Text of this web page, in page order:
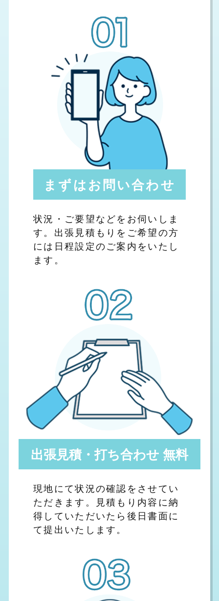
まずはお問い合わせ
状況・ご要望などをお伺いしま
す。出張見積もりをご希望の方
には日程設定のご案内をいたし
ます。
出張見積・打ち合わせ 無料
現地にて状況の確認をさせてい
ただきます。見積もり内容に納
得していただいたら後日書面に
て提出いたします。